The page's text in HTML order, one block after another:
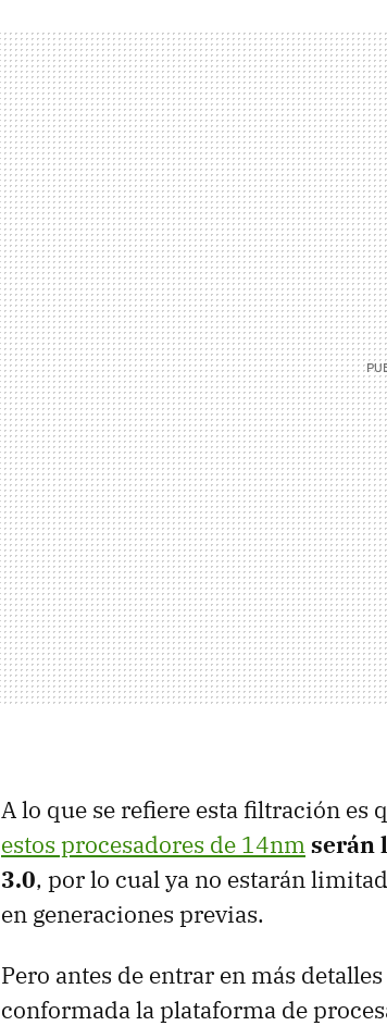
A lo que se refiere esta filtración es
estos procesadores de 14nmserán
3.0, por lo cual ya no estarán
en generaciones previas.
Pero antes de entrar en más
conformada la plataforma de